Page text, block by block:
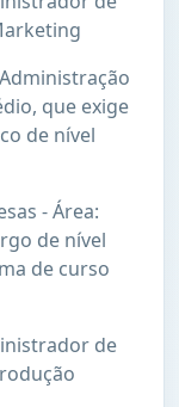
que exige
de nível
- Área:
de nível
de curso
de